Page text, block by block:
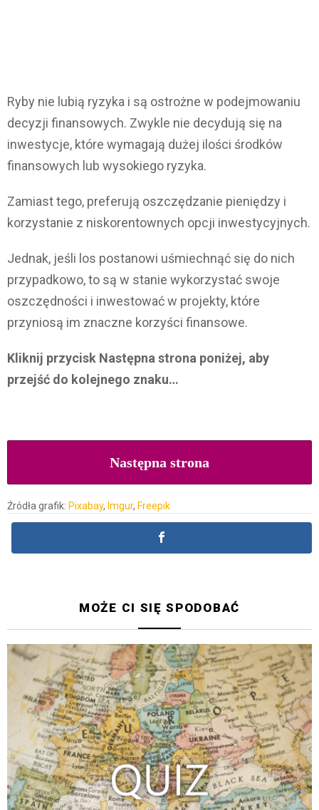
Ryby nie lubią ryzyka i są ostrożne w podejmowaniu
decyzji finansowych. Zwykle nie decydują się na
inwestycje, które wymagają dużej ilości środków
finansowych lub wysokiego ryzyka.
Zamiast tego, preferują oszczędzanie pieniędzy i
korzystanie z niskorentownych opcji inwestycyjnych.
Jednak, jeśli los postanowi uśmiechnąć się do nich
przypadkowo, to są w stanie wykorzystać swoje
oszczędności i inwestować w projekty, które
przyniosą im znaczne korzyści finansowe.
Kliknij przycisk Następna strona poniżej, aby
przejść do kolejnego znaku…
Następna strona
Źródła grafik: Pixabay, Imgur, Freepik
MOŻE CI SIĘ SPODOBAĆ